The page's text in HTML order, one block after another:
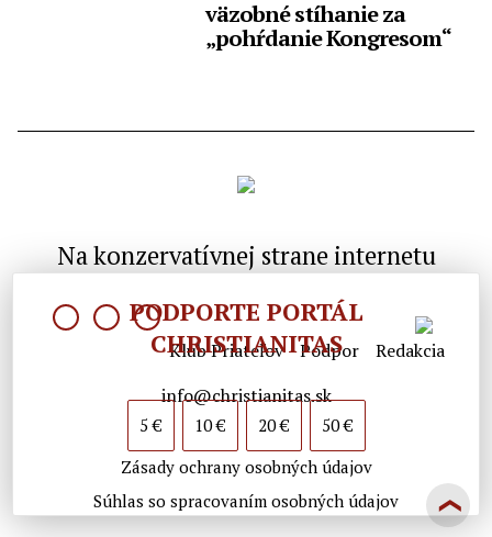
❯
PODPORTE PORTÁL
CHRISTIANITAS
5 € 10 € 20 € 50 €
väzobné stíhanie za
„pohŕdanie Kongresom“
Na konzervatívnej strane internetu
Klub Priateľov Podpor
Redakcia
info@christianitas.sk
Zásady ochrany osobných údajov
Súhlas so spracovaním osobných údajov